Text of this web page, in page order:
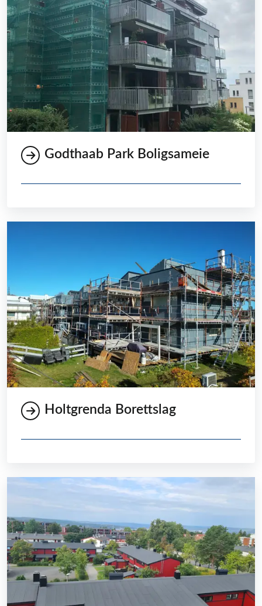
Godthaab Park Boligsameie
Holtgrenda Borettslag